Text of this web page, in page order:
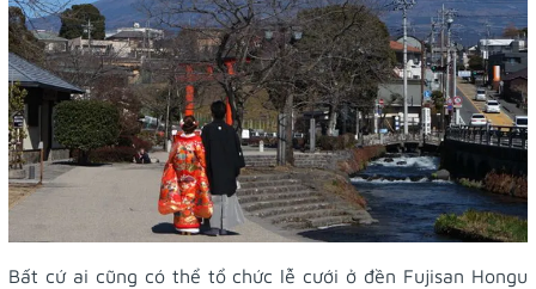
Bất cứ ai cũng có thể tổ chức lễ cưới ở đền Fujisan Hongu